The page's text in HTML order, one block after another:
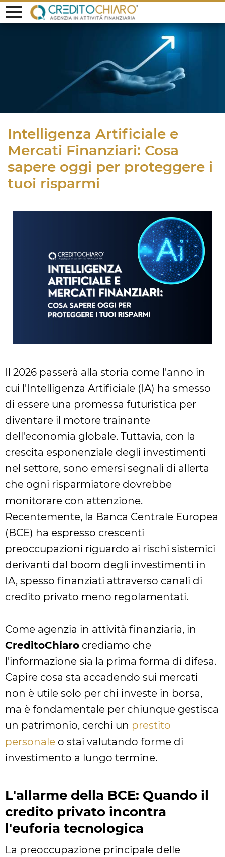
Intelligenza Artificiale e
Mercati Finanziari: Cosa
sapere oggi per proteggere i
tuoi risparmi
Il 2026 passerà alla storia come l'anno in
cui l'Intelligenza Artificiale (IA) ha smesso
di essere una promessa futuristica per
diventare il motore trainante
dell'economia globale. Tuttavia, con la
crescita esponenziale degli investimenti
nel settore, sono emersi segnali di allerta
che ogni risparmiatore dovrebbe
monitorare con attenzione.
Recentemente, la Banca Centrale Europea
(BCE) ha espresso crescenti
preoccupazioni riguardo ai rischi sistemici
derivanti dal boom degli investimenti in
IA, spesso finanziati attraverso canali di
credito privato meno regolamentati.
Come agenzia in attività finanziaria, in
CreditoChiaro crediamo che
l'informazione sia la prima forma di difesa.
Capire cosa sta accadendo sui mercati
non è utile solo per chi investe in borsa,
ma è fondamentale per chiunque gestisca
un patrimonio, cerchi un prestito
personale o stai valutando forme di
investimento a lungo termine.
L'allarme della BCE: Quando il
credito privato incontra
l'euforia tecnologica
La preoccupazione principale delle